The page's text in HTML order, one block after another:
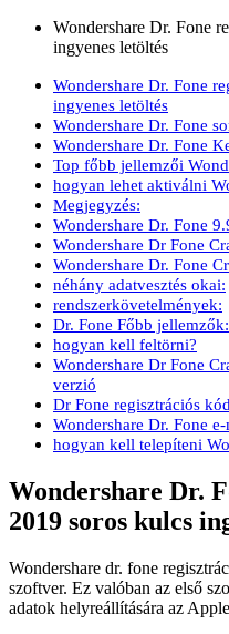
Wondershare Dr. Fone
ingyenes letöltés
Wondershare Dr. Fone
ingyenes letöltés
Wondershare Dr. Fone
Wondershare Dr. Fone
Top főbb jellemzői
hogyan lehet aktiválni
Megjegyzés:
Wondershare Dr. Fone
Wondershare Dr Fone
Wondershare Dr. Fone
néhány adatvesztés okai:
rendszerkövetelmények:
Dr. Fone Főbb jellemzők:
hogyan kell feltörni?
Wondershare Dr Fone
verzió
Dr Fone regisztrációs
Wondershare Dr. Fone
hogyan kell telepíteni
Wondershare Dr.
2019 soros kulcs
Wondershare dr. fone
szoftver. Ez valóban az első
adatok helyreállítására az